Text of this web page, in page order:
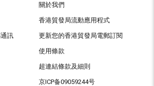
關於我們
香港貿發局流動應用程式
訊 更新您的香港貿發局電郵訂閱
使用條款
超連結條款及細則
京ICP备09059244号